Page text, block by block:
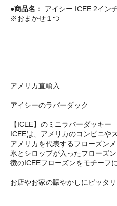
●商品名 ： アイシー ICEE 2イン
※おまかせ１つ
アメリカ直輸入
アイシーのラバーダック
【ICEE】のミニラバーダッキー
ICEEは、アメリカのコンビニや
アメリカを代表するフローズンメ
氷とシロップが入ったフローズ
徴のICEEフローズンをモチーフ
お店やお家の賑やかしにピッタリ